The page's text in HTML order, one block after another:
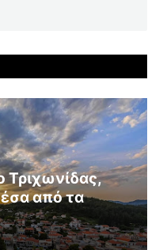
Τριχωνίδας,
από τα